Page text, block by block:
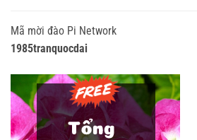
Mã mời đào Pi Network
1985tranquocdai